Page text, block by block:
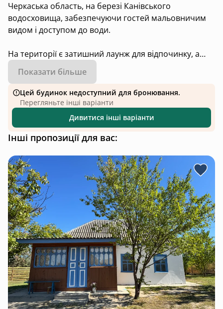
Черкаська область, на березі Канівського
водосховища, забезпечуючи гостей мальовничим
видом і доступом до води.
На території є затишний лаунж для відпочинку, а
місцевість навколо — ідеальна для риболовлі та
приємного проведення часу на природі.
Показати більше
Цей будинок недоступний для бронювання.
Перегляньте інші варіанти
Дивитися інші варіанти
Інші пропозиції для вас: